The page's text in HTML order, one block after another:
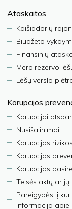
Ataskaitos
Kaišiadorių
Biudžeto
Finansinių
Mero rezervo
Lėšų verslo
Korupcijos
Korupcijai
Nusišalinimai
Korupcijos
Korupcijos
Korupcijos
Teisės aktų ar
Pareigybės, į
informacija apie